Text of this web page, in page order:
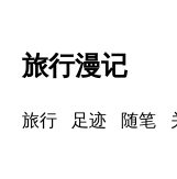
旅行漫记
旅行 足迹 随笔